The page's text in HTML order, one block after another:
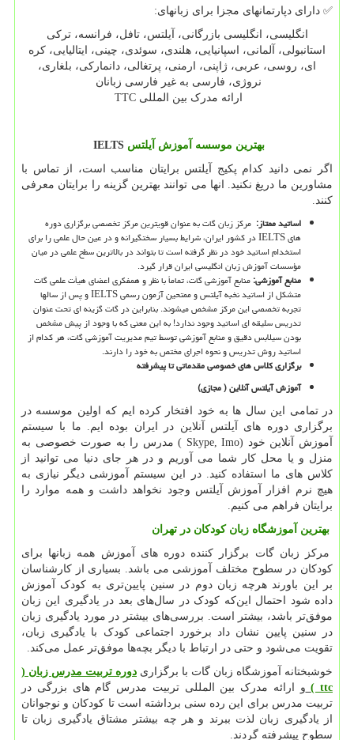
✅ دارای دپارتمانهای مجزا برای زبانهای:
انگلیسی، انگلیسی بازرگانی، آیلتس، تافل، فرانسه، ترکی
استانبولی، آلمانی، اسپانیایی، هلندی، سوئدی، چینی، ایتالیایی، کره
ای، روسی، عربی، ژاپنی، ارمنی، پرتغالی، دانمارکی، بلغاری،
نروژی، فارسی به غیر فارسی زبانان
ارائه مدرک بین المللی TTC
بهترین موسسه آموزش آیلتس IELTS
اگر نمی دانید کدام پکیج آیلتس برایتان مناسب است، از تماس با
مشاورین ما دریغ نکنید. انها می توانند بهترین گزینه را برایتان معرفی
کنند
اساتید ممتاز: مرکز زبان گات به عنوان قویترین مرکز تخصصی برگزاری دوره
هایIELTSدر کشور ایران، شرایط بسیار سختگیرانه و در عین حال علمی را برای
استخدام اساتید خود در نظر گرفته است تا بتواند در بالاترین سطح علمی در میان
مؤسسات آموزش زبان انگلیسی ایران قرار گیرد.
منابع آموزشی:منابع آموزشی گات، تماماً با نظر و همفکری اعضای هیأت علمی گات
متشکل از اساتید نخبه آیلتس و ممتحین آزمون رسمیIELTSو پس از سالها
تجربه تخصصی این مرکز مشخص می­شوند. بنابراین در گات گزینه ای تحت عنوان
تدریس سلیقه ای اساتید وجود ندارد! به این معنی که با وجود از پیش مشخص
بودن سیلابس دقیق و منابع آموزشی توسط تیم مدیریت آموزشی گات، هر کدام از
اساتید روش تدریس و نحوه اجرای مختص به خود را دارند.
برگزاری کلاس های خصوصی مقدماتی تا پیشرفته
آموزش آیلتس آنلاین ( مجازی(
در تمامی این سال ها به خود افتخار کرده ایم که اولین موسسه در
برگزاری دوره های آیلتس آنلاین در ایران بوده ایم. ما با سیستم
آموزش آنلاین خود ( Skype, Imo) مدرس را به صورت خصوصی به
منزل و یا محل کار شما می آوریم و در هر جای دنیا می توانید از
کلاس های ما استفاده کنید. در این سیستم آموزشی دیگر نیازی به
هیچ نرم افزار آموزش آیلتس وجود نخواهد داشت و همه موارد را
برایتان فراهم می کنیم
بهترین آموزشگاه زبان کودکان در تهران
مرکز زبان گات برگزار کننده دوره های آموزش همه زبانها برای
کودکان در سطوح مختلف آموزشی می باشد. بسیاری از کار‌شناسان
بر این باورند هرچه زبان دوم در سنین پایین‌تری به کودک آموزش
داده شود احتمال این‌که کودک در سال‌های بعد در یادگیری این زبان
موفق‌تر باشد، بیشتر است. بررسی‌های بیشتر در مورد یادگیری زبان
در سنین پایین نشان داد برخورد اجتماعی‌ کودک با یادگیری زبان،
تقویت می‌شود و حتی در ارتباط با دیگر بچه‌ها موفق‌تر عمل می‌کند.
خوشبختانه آموزشگاه زبان گات با برگزاری دوره تربیت مدرس زبان (
ttc
) و ارائه مدرک بین المللی تربیت مدرس گام های بزرگی در
تربیت مدرس برای این رده سنی برداشته است تا کودکان و نوجوانان
از یادگیری زبان لذت ببرند و هر چه بیشتر مشتاق یادگیری زبان تا
سطوح پیشرفته گردند.